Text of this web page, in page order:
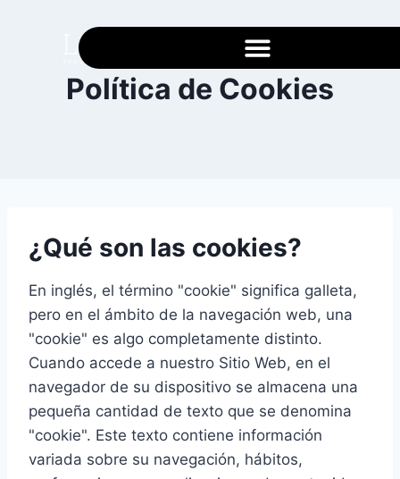
Política de Cookies
¿Qué son las cookies?
En inglés, el término "cookie" significa galleta,
pero en el ámbito de la navegación web, una
"cookie" es algo completamente distinto.
Cuando accede a nuestro Sitio Web, en el
navegador de su dispositivo se almacena una
pequeña cantidad de texto que se denomina
"cookie". Este texto contiene información
variada sobre su navegación, hábitos,